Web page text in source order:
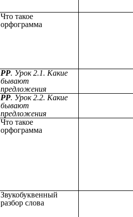
Что такое
орфограмма
РР. Урок 2.1. Какие
бывают
предложения
РР. Урок 2.2. Какие
бывают
предложения
Что такое
орфограмма
Звукобуквенный
разбор слова